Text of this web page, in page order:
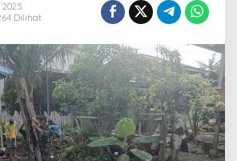
Bersatu
Atasi
Sampah
dan
Banjir
Dilihat